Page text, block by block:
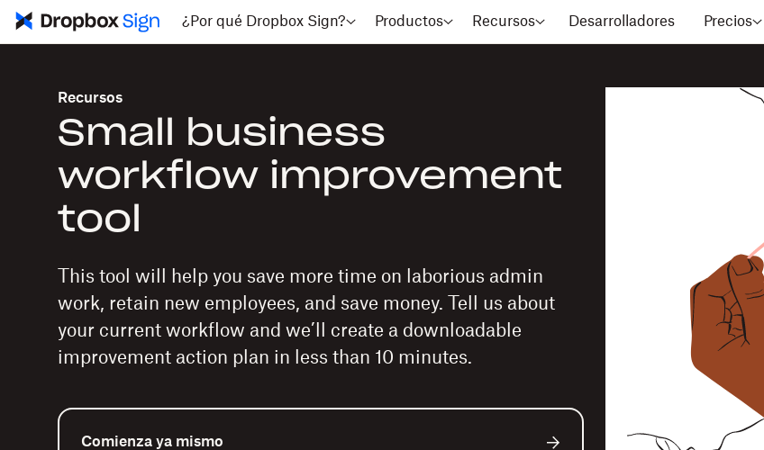
¿Por qué Dropbox Sign? Productos Recursos Desarrolladores Precios
Recursos
Small business
workflow improvement
tool
This tool will help you save more time on laborious admin
work, retain new employees, and save money. Tell us about
your current workflow and we’ll create a downloadable
improvement action plan in less than 10 minutes.
Comienza ya mismo